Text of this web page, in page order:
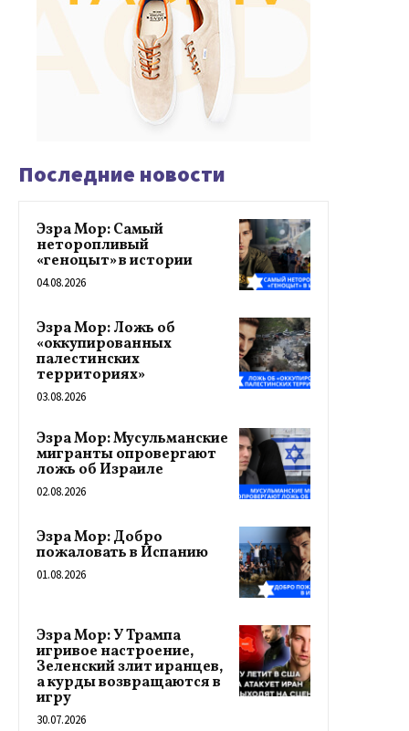
Последние новости
Эзра Мор: Самый
неторопливый
«геноцыт» в истории
04.08.2026
Эзра Мор: Ложь об
«оккупированных
палестинских
территориях»
03.08.2026
Эзра Мор: Мусульманские
мигранты опровергают
ложь об Израиле
02.08.2026
Эзра Мор: Добро
пожаловать в Испанию
01.08.2026
Эзра Мор: У Трампа
игривое настроение,
Зеленский злит иранцев,
а курды возвращаются в
игру
30.07.2026